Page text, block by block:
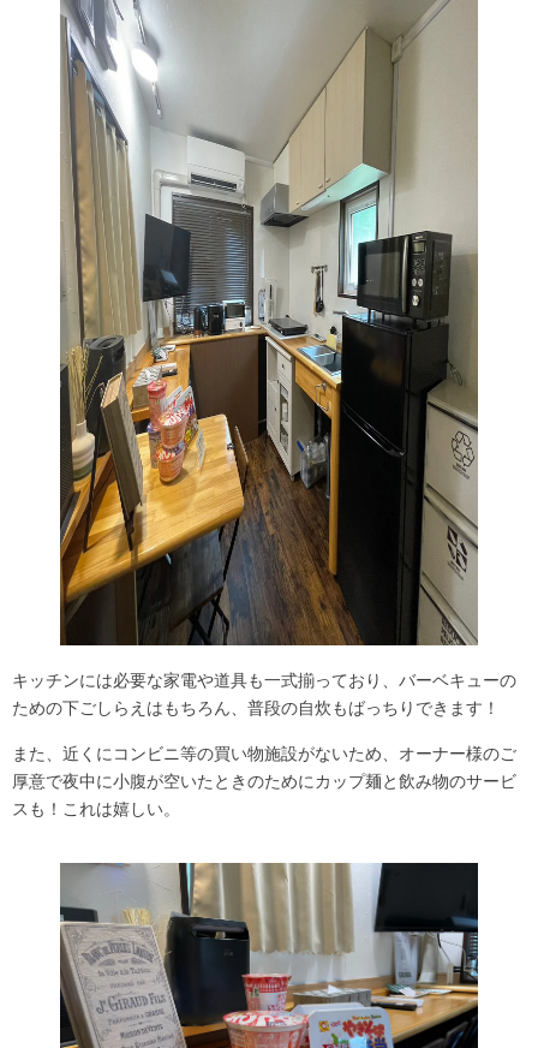
キッチンには必要な家電や道具も一式揃っており、バーベキューの
ための下ごしらえはもちろん、普段の自炊もばっちりできます！
また、近くにコンビニ等の買い物施設がないため、オーナー様のご
厚意で夜中に小腹が空いたときのためにカップ麺と飲み物のサービ
スも！これは嬉しい。